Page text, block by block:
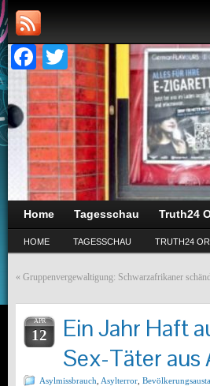
Facebook
Twitter
Home Tagesschau Truth24
HOME TAGESSCHAU TRUTH24
« Gruppenvergewaltigung: Schwarzafrikaner
APR
12
Ein Jahr Haft
Sex-Täter
Asylmissbrauch Asylterror